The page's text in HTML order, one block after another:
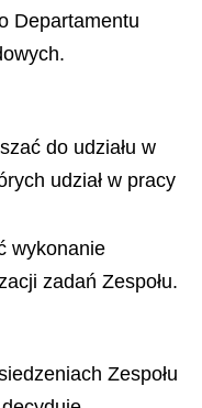
Departamentu
do udziału w
udział w pracy
wykonanie
zadań Zespołu.
Zespołu